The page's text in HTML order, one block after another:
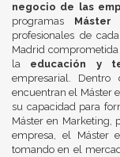
negocio de las
programas Máster
profesionales de
Madrid
la educación y
empresarial. Dentro
encuentran el Máster
su capacidad para
Máster en Marketing,
empresa, el Máster
tomando en el